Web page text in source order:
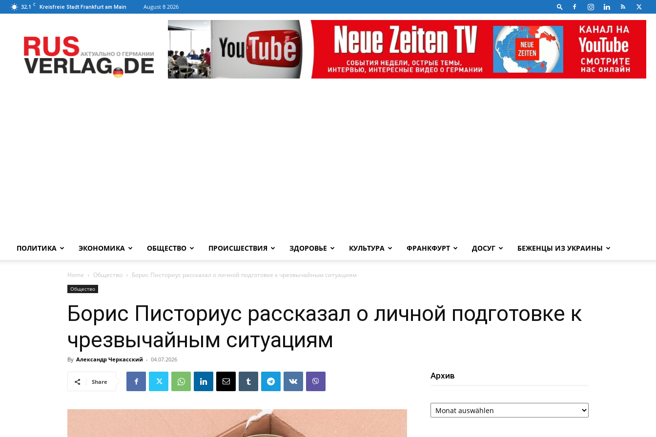
32.1 C Kreisfreie Stadt Frankfurt am Main August 8 2026
ПОЛИТИКА ЭКОНОМИКА ОБЩЕСТВО ПРОИСШЕСТВИЯ ЗДОРОВЬЕ КУЛЬТУРА ФРАНКФУРТ ДОСУГ БЕЖЕНЦЫ ИЗ УКРАИНЫ
Home Общество Борис Писториус рассказал о личной подготовке к чрезвычайным ситуациям
Общество
Борис Писториус рассказал о личной подготовке к
чрезвычайным ситуациям
By Александр Черкасский - 04.07.2026
Share
Архив
Архив